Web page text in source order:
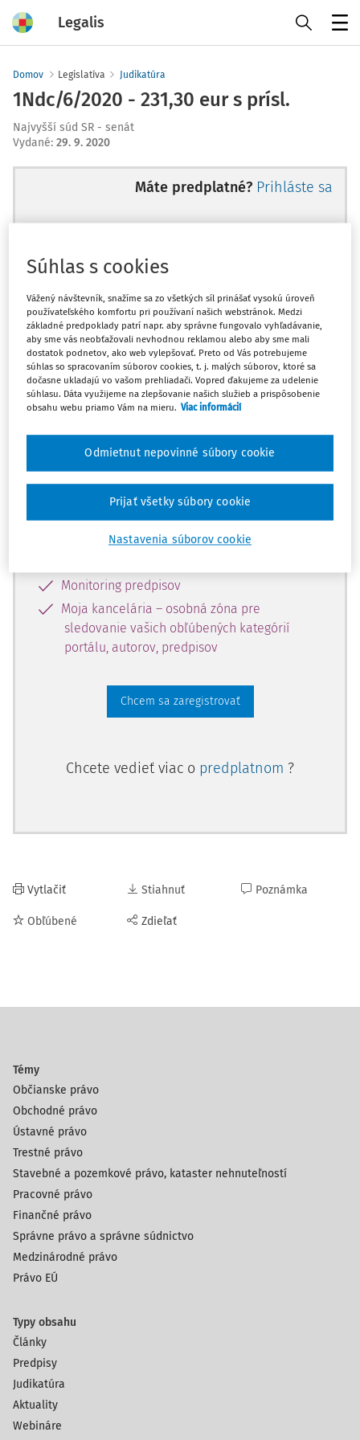
Legalis
Domov Legislatíva Judikatúra
1Ndc/6/2020 - 231,30 eur s prísl.
Najvyšší súd SR - senát
Vydané: 29. 9. 2020
Máte predplatné? Prihláste sa
Ups, zatiaľ ste si prečítali len
začiatok...
Celý odborný obsah z tejto oblasti je
dostupný predplatiteľom portálu.
obsahu a získajte prístup na 10 dní
zdarma, stačí sa len zaregistrovať.
Vďaka registrácii získate prístup aj k
vybranému obsahu:
Monitoring predpisov
Moja kancelária – osobná zóna pre
sledovanie vašich obľúbených kategórií
portálu, autorov, predpisov
Chcem sa zaregistrovať
Chcete vedieť viac o predplatnom ?
Vytlačiť
Obľúbené
Stiahnuť
Zdieľať
Poznámka
Témy
Občianske právo
Obchodné právo
Ústavné právo
Trestné právo
Stavebné a pozemkové právo, kataster nehnuteľností
Pracovné právo
Finančné právo
Správne právo a správne súdnictvo
Medzinárodné právo
Právo EÚ
Typy obsahu
Články
Predpisy
Judikatúra
Aktuality
Webináre
Súhlas s cookies
Vážený návštevník, snažíme sa zo všetkých síl prinášať vysokú úroveň
používateľského komfortu pri používaní našich webstránok. Medzi
základné predpoklady patrí napr. aby správne fungovalo vyhľadávanie,
aby sme vás neobťažovali nevhodnou reklamou alebo aby sme mali
dostatok podnetov, ako web vylepšovať. Preto od Vás potrebujeme
súhlas so spracovaním súborov cookies, t. j. malých súborov, ktoré sa
dočasne ukladajú vo vašom prehliadači. Vopred ďakujeme za udelenie
súhlasu. Dáta využijeme na zlepšovanie našich služieb a prispôsobenie
obsahu webu priamo Vám na mieru. Viac informácií
Nastavenia súborov cookie
Odmietnut nepovinné súbory cookie
Prijať všetky súbory cookie